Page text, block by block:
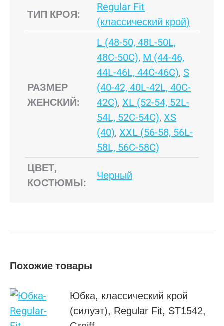
ТИП КРОЯ:
Regular Fit
(классический крой)
РАЗМЕР
ЖЕНСКИЙ:
L (48-50, 48L-50L,
48C-50C), M (44-46,
44L-46L, 44C-46C), S
(40-42, 40L-42L, 40C-
42C), XL (52-54, 52L-
54L, 52C-54C), XS
(40), XXL (56-58, 56L-
58L, 56C-58C)
ЦВЕТ,
КОСТЮМЫ:
Черный
Похожие товары
Юбка, классический крой
(силуэт), Regular Fit, ST1542,